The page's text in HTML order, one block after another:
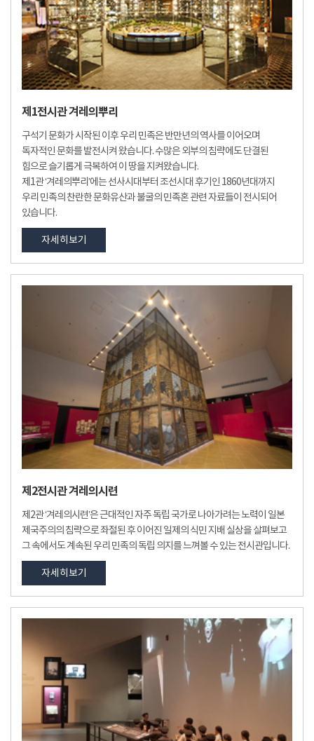
제1전시관 겨레의뿌리
구석기 문화가 시작된 이후 우리 민족은 반만년의 역사를 이어오며
독자적인 문화를 발전시켜 왔습니다. 수많은 외부의 침략에도 단결된
힘으로 슬기롭게 극복하여 이 땅을 지켜왔습니다.
제1관 ‘겨레의뿌리’에는 선사시대부터 조선시대 후기인 1860년대까지
우리 민족의 찬란한 문화유산과 불굴의 민족혼 관련 자료들이 전시되어
있습니다.
자세히보기
제2전시관 겨레의시련
제2관 ‘겨레의시련’은 근대적인 자주 독립 국가로 나아가려는 노력이 일본
제국주의의 침략으로 좌절된 후 이어진 일제의 식민 지배 실상을 살펴보고
그 속에서도 계속된 우리 민족의 독립 의지를 느껴볼 수 있는 전시관입니다.
자세히보기